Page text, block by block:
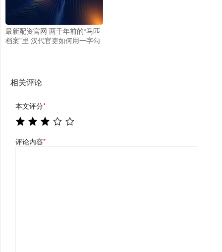
最新配资官网 两千年前的“马匹
档案”里 汉代官吏如何用一字勾
相关评论
本文评分*
评论内容*